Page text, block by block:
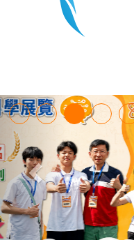
【甄選
學年
【甄